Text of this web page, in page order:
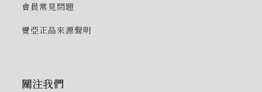
會員常見問題
覺亞正品來源聲明
關注我們